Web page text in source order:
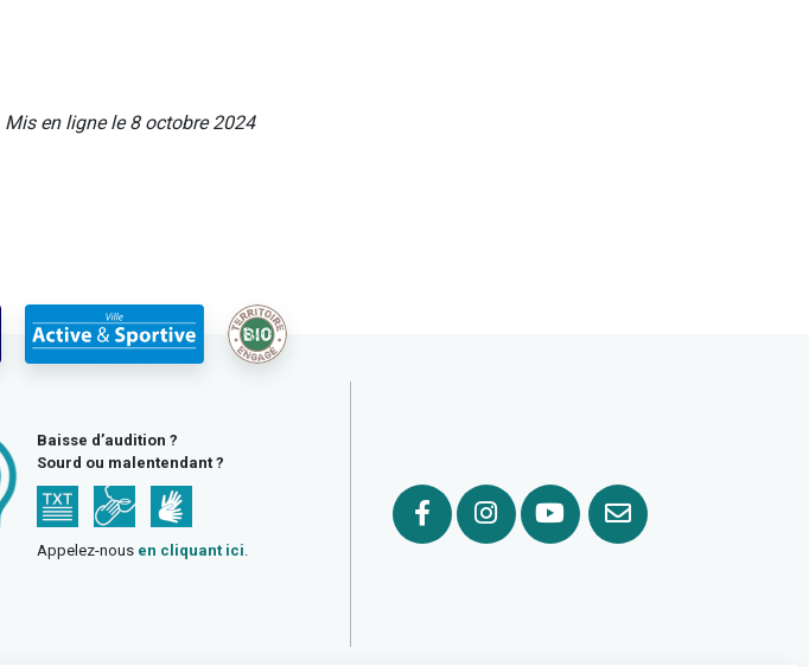
Mis en ligne le 8 octobre 2024
Baisse d’audition ?
Sourd ou malentendant ?
Appelez-nous en cliquant ici.